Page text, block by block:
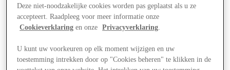
Aanbiedingen
Deze niet-noodzakelijke cookies worden pas geplaatst als u ze
accepteert. Raadpleeg voor meer informatie onze
Cookieverklaring en onze Privacyverklaring.
U kunt uw voorkeuren op elk moment wijzigen en uw
toestemming intrekken door op "Cookies beheren" te klikken in de